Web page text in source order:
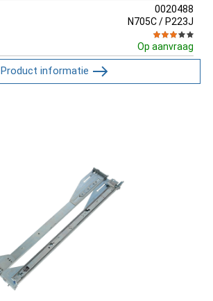
0020488
N705C / P223J
Op aanvraag
Product informatie